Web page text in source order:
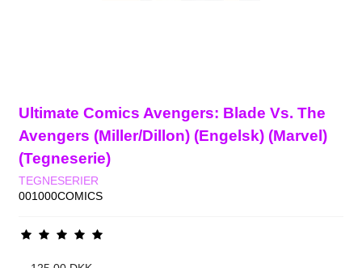
Ultimate Comics Avengers: Blade Vs. The
Avengers (Miller/Dillon) (Engelsk) (Marvel)
(Tegneserie)
TEGNESERIER
001000COMICS